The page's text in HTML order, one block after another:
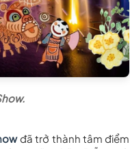
đã trở thành tâm điểm